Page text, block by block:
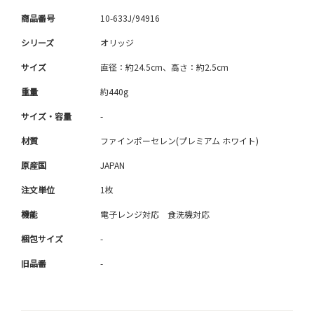
商品番号 10-633J/94916
シリーズ オリッジ
サイズ 直径：約24.5cm、高さ：約2.5cm
重量 約440g
サイズ・容量 -
材質 ファインポーセレン(プレミアム ホワイト)
原産国 JAPAN
注文単位 1枚
機能 電子レンジ対応 食洗機対応
梱包サイズ -
旧品番 -